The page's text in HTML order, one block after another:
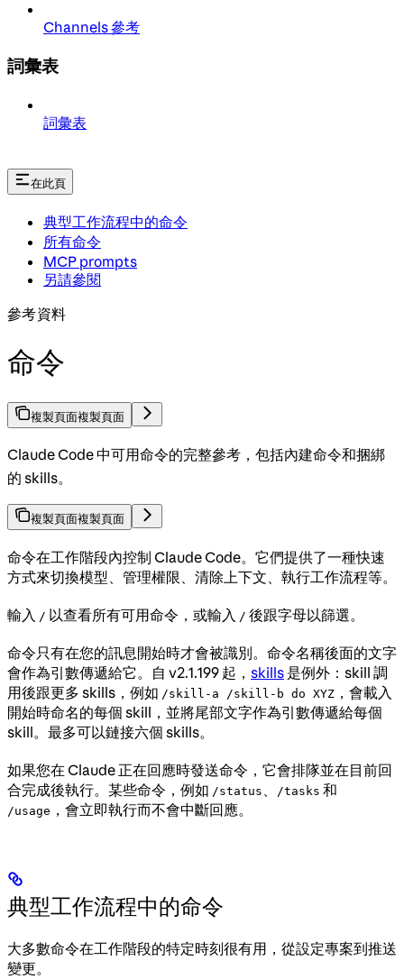
Channels 參考
詞彙表
詞彙表
在此頁
典型工作流程中的命令
所有命令
MCP prompts
另請參閱
參考資料
命令
複製頁面複製頁面
Claude Code 中可用命令的完整參考，包括內建命令和捆綁
的 skills。
複製頁面複製頁面
命令在工作階段內控制 Claude Code。它們提供了一種快速
方式來切換模型、管理權限、清除上下文、執行工作流程等。
輸入 / 以查看所有可用命令，或輸入 / 後跟字母以篩選。
命令只有在您的訊息開始時才會被識別。命令名稱後面的文字
會作為引數傳遞給它。自 v2.1.199 起， skills 是例外：skill 調
用後跟更多 skills，例如 /skill-a /skill-b do XYZ ，會載入
開始時命名的每個 skill，並將尾部文字作為引數傳遞給每個
skill。最多可以鏈接六個 skills。
如果您在 Claude 正在回應時發送命令，它會排隊並在目前回
合完成後執行。某些命令，例如 /status 、 /tasks 和
/usage ，會立即執行而不會中斷回應。
典型工作流程中的命令
大多數命令在工作階段的特定時刻很有用，從設定專案到推送
變更。